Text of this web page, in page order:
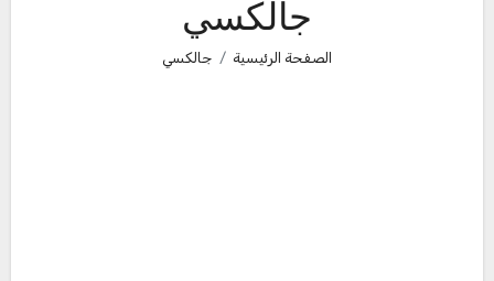
جالكسي
الصفحة الرئيسية جالكسي